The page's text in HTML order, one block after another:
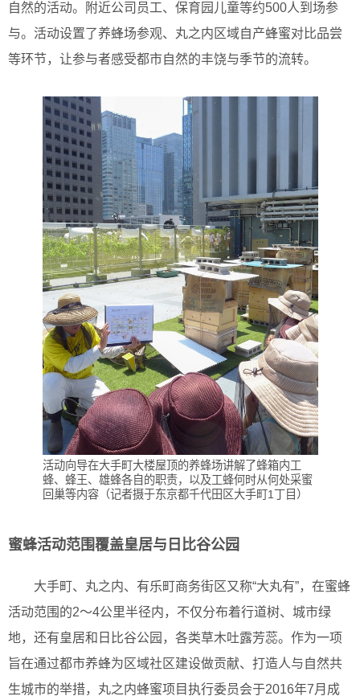
自然的活动。附近公司员工、保育园儿童等约500人到场参
与。活动设置了养蜂场参观、丸之内区域自产蜂蜜对比品尝
等环节，让参与者感受都市自然的丰饶与季节的流转。
活动向导在大手町大楼屋顶的养蜂场讲解了蜂箱内工
蜂、蜂王、雄蜂各自的职责，以及工蜂何时从何处采蜜
回巢等内容（记者摄于东京都千代田区大手町1丁目）
蜜蜂活动范围覆盖皇居与日比谷公园
大手町、丸之内、有乐町商务街区又称“大丸有”，在蜜蜂
活动范围的2～4公里半径内，不仅分布着行道树、城市绿
地，还有皇居和日比谷公园，各类草木吐露芳蕊。作为一项
旨在通过都市养蜂为区域社区建设做贡献、打造人与自然共
生城市的举措，丸之内蜂蜜项目执行委员会于2016年7月成